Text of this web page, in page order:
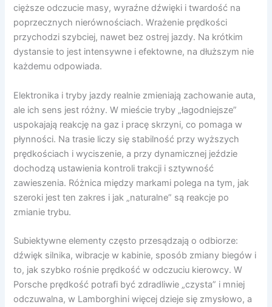
cięższe odczucie masy, wyraźne dźwięki i twardość na
poprzecznych nierównościach. Wrażenie prędkości
przychodzi szybciej, nawet bez ostrej jazdy. Na krótkim
dystansie to jest intensywne i efektowne, na dłuższym nie
każdemu odpowiada.
Elektronika i tryby jazdy realnie zmieniają zachowanie auta,
ale ich sens jest różny. W mieście tryby „łagodniejsze”
uspokajają reakcję na gaz i pracę skrzyni, co pomaga w
płynności. Na trasie liczy się stabilność przy wyższych
prędkościach i wyciszenie, a przy dynamicznej jeździe
dochodzą ustawienia kontroli trakcji i sztywność
zawieszenia. Różnica między markami polega na tym, jak
szeroki jest ten zakres i jak „naturalne” są reakcje po
zmianie trybu.
Subiektywne elementy często przesądzają o odbiorze:
dźwięk silnika, wibracje w kabinie, sposób zmiany biegów i
to, jak szybko rośnie prędkość w odczuciu kierowcy. W
Porsche prędkość potrafi być zdradliwie „czysta” i mniej
odczuwalna, w Lamborghini więcej dzieje się zmysłowo, a